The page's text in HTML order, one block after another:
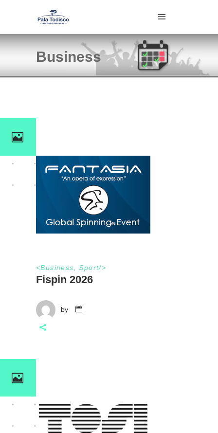
Business
<Business,Sport/>
Fispin 2026
by